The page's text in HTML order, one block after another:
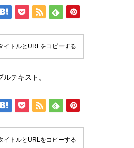
イトルとURLをコピーする
テキスト。
イトルとURLをコピーする